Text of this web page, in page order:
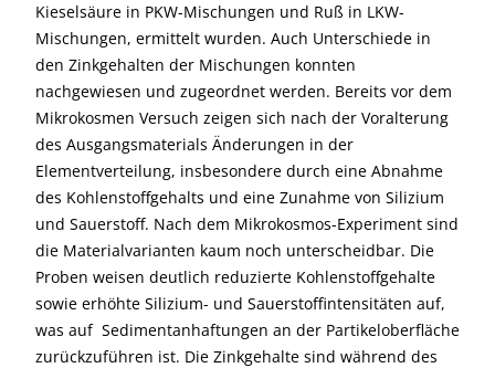
Kieselsäure in PKW-Mischungen und Ruß in LKW-
Mischungen, ermittelt wurden. Auch Unterschiede in
den Zinkgehalten der Mischungen konnten
nachgewiesen und zugeordnet werden. Bereits vor dem
Mikrokosmen Versuch zeigen sich nach der Voralterung
des Ausgangsmaterials Änderungen in der
Elementverteilung, insbesondere durch eine Abnahme
des Kohlenstoffgehalts und eine Zunahme von Silizium
und Sauerstoff. Nach dem Mikrokosmos-Experiment sind
die Materialvarianten kaum noch unterscheidbar. Die
Proben weisen deutlich reduzierte Kohlenstoffgehalte
sowie erhöhte Silizium- und Sauerstoffintensitäten auf,
was auf Sedimentanhaftungen an der Partikeloberfläche
zurückzuführen ist. Die Zinkgehalte sind während des